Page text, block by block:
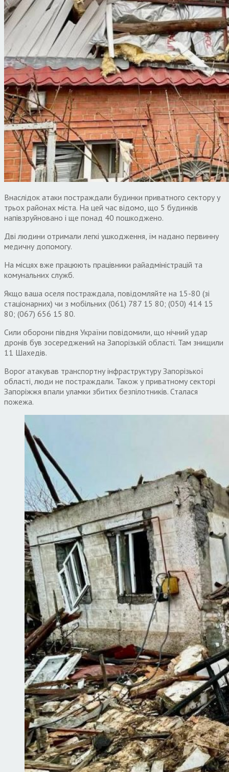
Внаслідок атаки постраждали будинки приватного сектору у
трьох районах міста. На цей час відомо, що 5 будинків
напівзруйновано і ще понад 40 пошкоджено.
Дві людини отримали легкі ушкодження, їм надано первинну
медичну допомогу.
На місцях вже працюють працівники райадміністрацій та
комунальних служб.
Якщо ваша оселя постраждала, повідомляйте на 15-80 (зі
стаціонарних) чи з мобільних (061) 787 15 80; (050) 414 15
80; (067) 656 15 80.
Сили оборони півдня України повідомили, що нічний удар
дронів був зосереджений на Запорізькій області. Там знищили
11 Шахедів.
Ворог атакував транспортну інфраструктуру Запорізької
області, люди не постраждали. Також у приватному секторі
Запоріжжя впали уламки збитих безпілотників. Сталася
пожежа.